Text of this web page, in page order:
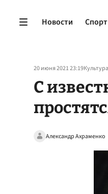
Новости Спорт
20 июня 2021 23:19Культура
С
Александр Ахраменко